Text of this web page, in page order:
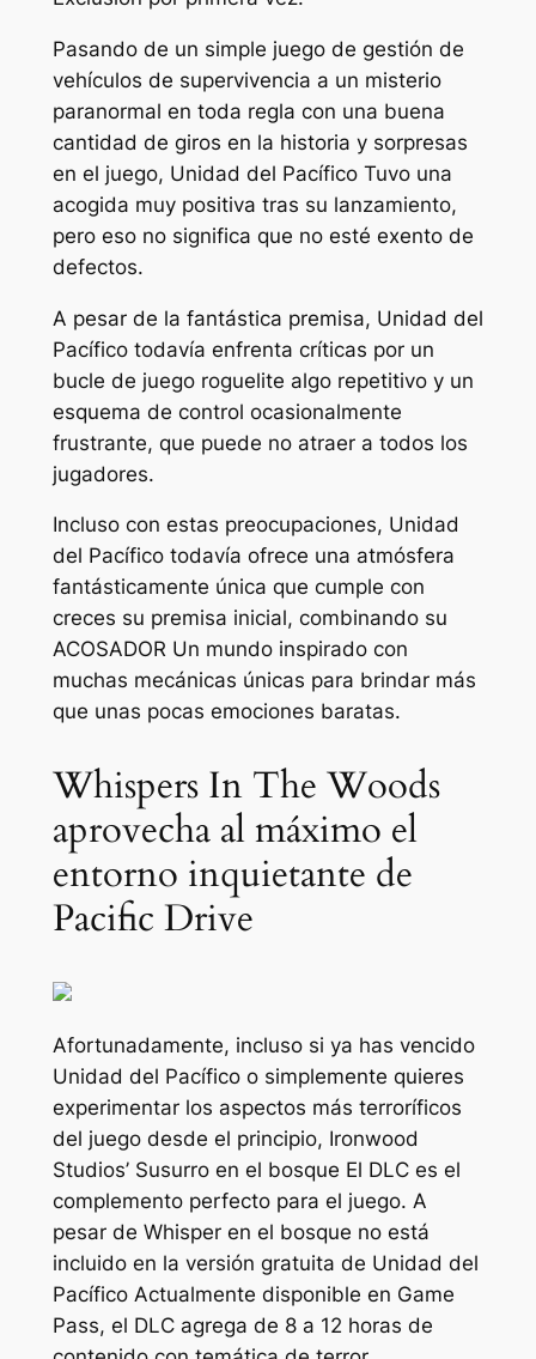
Pasando de un simple juego de gestión de
vehículos de supervivencia a un misterio
paranormal en toda regla con una buena
cantidad de giros en la historia y sorpresas
en el juego, Unidad del PacíficoTuvo una
acogida muy positiva tras su lanzamiento,
pero eso no significa que no esté exento de
defectos.
A pesar de la fantástica premisa, Unidad del
Pacíficotodavía enfrenta críticas por un
bucle de juego roguelite algo repetitivo y un
esquema de control ocasionalmente
frustrante, que puede no atraer a todos los
jugadores.
Incluso con estas preocupaciones, Unidad
del Pacífico todavía ofrece una atmósfera
fantásticamente única que cumple con
creces su premisa inicial, combinando su
ACOSADORUn mundo inspirado con
muchas mecánicas únicas para brindar más
que unas pocas emociones baratas.
Whispers In The Woods
aprovecha al máximo el
entorno inquietante de
Pacific Drive
Afortunadamente, incluso si ya has vencido
Unidad del Pacíficoo simplemente quieres
experimentar los aspectos más terroríficos
del juego desde el principio, Ironwood
Studios’ Susurro en el bosque El DLC es el
complemento perfecto para el juego. A
pesar de Whisper en el bosque no está
incluido en la versión gratuita de Unidad del
PacíficoActualmente disponible en Game
Pass, el DLC agrega de 8 a 12 horas de